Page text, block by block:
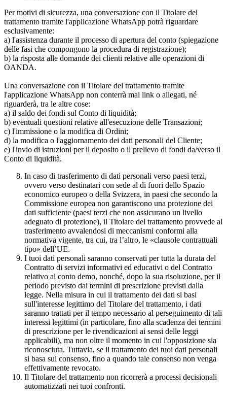
Per motivi di sicurezza, una conversazione con il Titolare del
trattamento tramite l'applicazione WhatsApp potrà riguardare
esclusivamente:
a) l'assistenza durante il processo di apertura del conto (spiegazione
delle fasi che compongono la procedura di registrazione);
b) la risposta alle domande dei clienti relative alle operazioni di
OANDA.
Una conversazione con il Titolare del trattamento tramite
l'applicazione WhatsApp non conterrà mai link o allegati, né
riguarderà, tra le altre cose:
a) il saldo dei fondi sul Conto di liquidità;
b) eventuali questioni relative all'esecuzione delle Transazioni;
c) l'immissione o la modifica di Ordini;
d) la modifica o l'aggiornamento dei dati personali del Cliente;
e) l'invio di istruzioni per il deposito o il prelievo di fondi da/verso il
Conto di liquidità.
In caso di trasferimento di dati personali verso paesi terzi,
ovvero verso destinatari con sede al di fuori dello Spazio
economico europeo o della Svizzera, in paesi che secondo la
Commissione europea non garantiscono una protezione dei
dati sufficiente (paesi terzi che non assicurano un livello
adeguato di protezione), il Titolare del trattamento provvede al
trasferimento avvalendosi di meccanismi conformi alla
normativa vigente, tra cui, tra l’altro, le «clausole contrattuali
tipo» dell’UE.
I tuoi dati personali saranno conservati per tutta la durata del
Contratto di servizi informativi ed educativi o del Contratto
relativo al conto demo, nonché, dopo la sua risoluzione, per il
periodo previsto dai termini di prescrizione previsti dalla
legge. Nella misura in cui il trattamento dei dati si basi
sull'interesse legittimo del Titolare del trattamento, i dati
saranno trattati per il tempo necessario al perseguimento di tali
interessi legittimi (in particolare, fino alla scadenza dei termini
di prescrizione per le rivendicazioni ai sensi delle leggi
applicabili), ma non oltre il momento in cui l'opposizione sia
riconosciuta. Tuttavia, se il trattamento dei tuoi dati personali
si basa sul consenso, fino a quando tale consenso non venga
effettivamente revocato.
Il Titolare del trattamento non ricorrerà a processi decisionali
automatizzati nei tuoi confronti.